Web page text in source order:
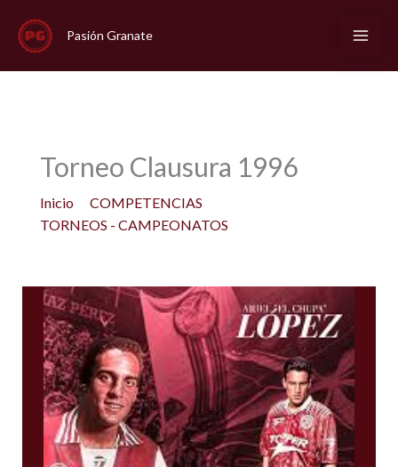
contenido
Pasión Granate
Torneo Clausura 1996
Inicio
COMPETENCIAS
TORNEOS - CAMPEONATOS